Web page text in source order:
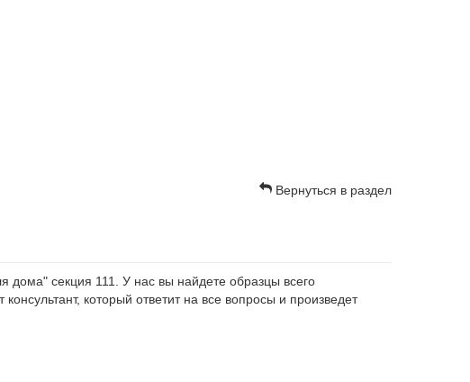
Вернуться в раздел
секция 111. У нас вы найдете образцы всего
который ответит на все вопросы и произведет